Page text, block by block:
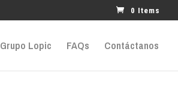
0 Items
Grupo Lopic FAQs Contáctanos